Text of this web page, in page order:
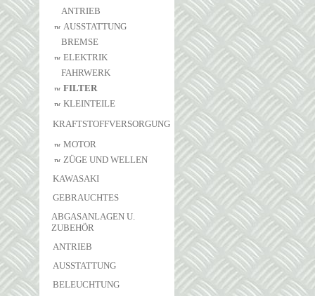
ANTRIEB
AUSSTATTUNG
BREMSE
ELEKTRIK
FAHRWERK
FILTER
KLEINTEILE
KRAFTSTOFFVERSORGUNG
MOTOR
ZÜGE UND WELLEN
KAWASAKI
GEBRAUCHTES
ABGASANLAGEN U.
ZUBEHÖR
ANTRIEB
AUSSTATTUNG
BELEUCHTUNG